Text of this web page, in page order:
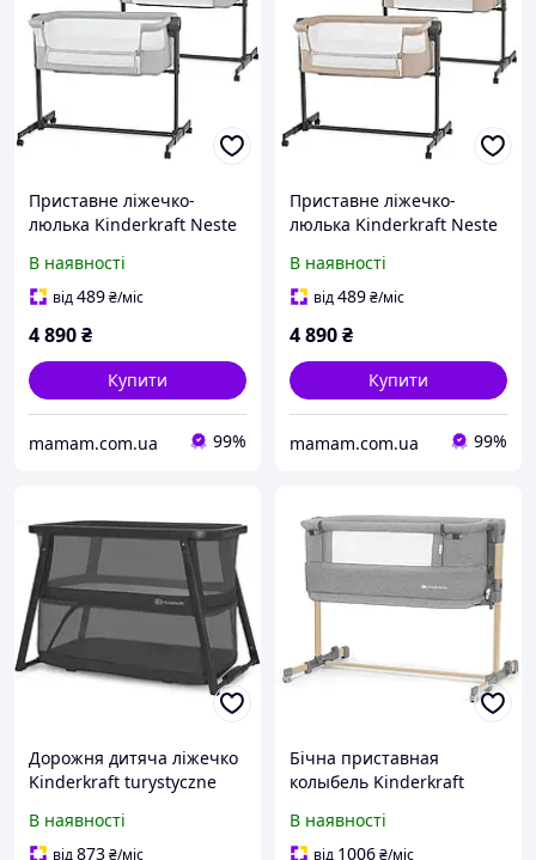
Приставне ліжечко-
люлька Kinderkraft Neste
В наявності
від489₴/міс
4 890₴
Купити
mamam.com.ua 99%
Приставне ліжечко-
люлька Kinderkraft Neste
В наявності
від489₴/міс
4 890₴
Купити
mamam.com.ua 99%
Дорожня дитяча ліжечко
Kinderkraft turystyczne
12345)
В наявності
від873₴/міс
Бічна приставная
колыбель Kinderkraft
натуральное дерево
В наявності
від 1006₴/міс